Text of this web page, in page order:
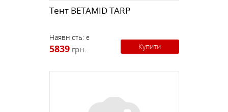
Тент BETAMID TARP
Наявність: є
5839 грн. Купити